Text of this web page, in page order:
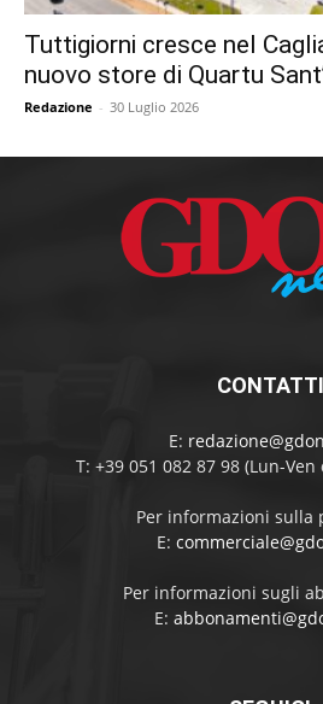
Tuttigiorni cresce nel
nuovo store di Quartu
Redazione - 30 Luglio 2026
CONTATTI
E:
T: +39 051 082 87 98 (Lun-
Per informazioni sulla
E:
Per informazioni sugli
E: